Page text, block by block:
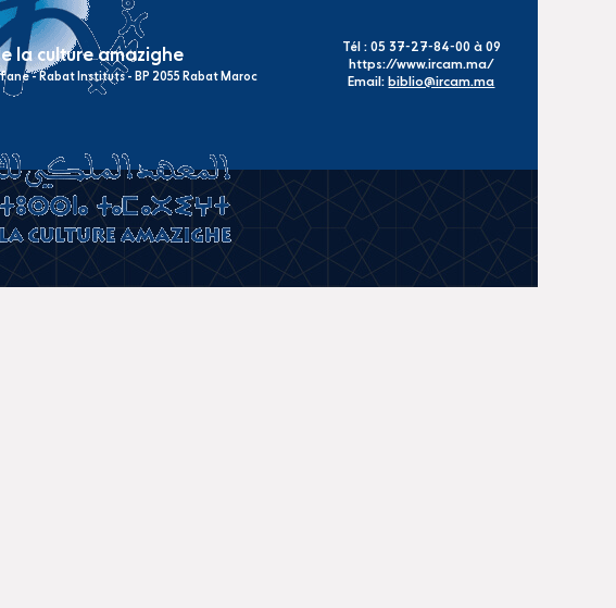
la culture amazighe
- Rabat Instituts - BP 2055 Rabat Maroc
Tél : 05 37-27-84-00 à 09
https://www.ircam.ma/
Email: biblio@ircam.ma